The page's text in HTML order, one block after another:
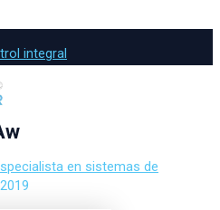
integral
en sistemas de